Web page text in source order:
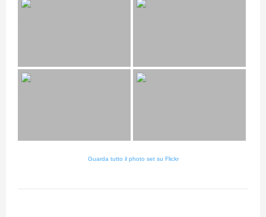
Guarda tutto il photo set su Flickr